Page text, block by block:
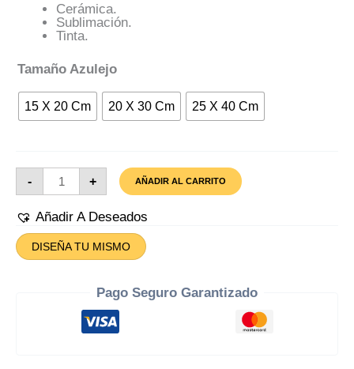
Cerámica.
Sublimación.
Tinta.
Tamaño Azulejo
15 X 20 Cm 20 X 30 Cm 25 X 40 Cm
-
Azulejo
Ntra
Esperanza
+ AÑADIR AL CARRITO
Añadir A Deseados
DISEÑA TU MISMO
Pago Seguro Garantizado